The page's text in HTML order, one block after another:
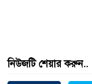
নিউজটি শেয়ার করুন..